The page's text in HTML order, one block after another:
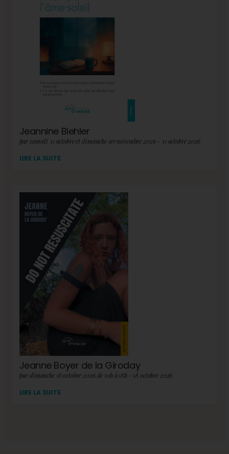
Jeannine Biehler
par samedi 31 octobre et dimanche 1er novembre 2026 - 31 octobre 2026
LIRE LA SUITE
Jeanne Boyer de la Giroday
par dimanche 18 octobre 2026 de 10h à 18h - 18 octobre 2026
LIRE LA SUITE